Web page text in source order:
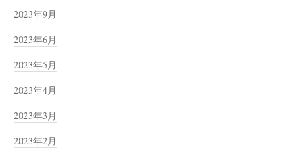
2023年9月
2023年6月
2023年5月
2023年4月
2023年3月
2023年2月